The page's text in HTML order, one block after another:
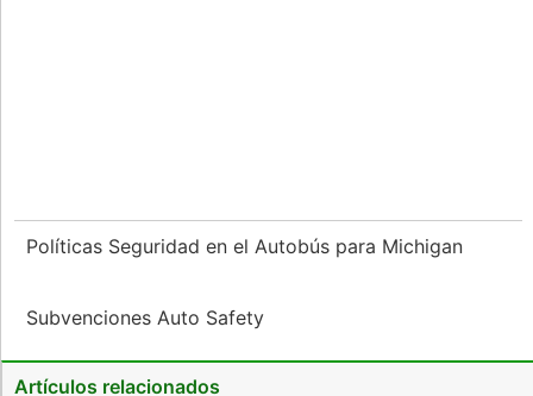
Políticas Seguridad en el Autobús para Michigan
Subvenciones Auto Safety
Artículos relacionados